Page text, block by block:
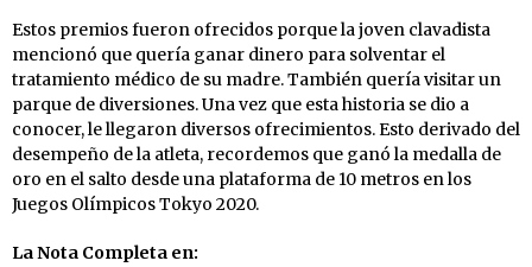
Estos premios fueron ofrecidos porque la joven clavadista
mencionó que quería ganar dinero para solventar el
tratamiento médico de su madre. También quería visitar un
parque de diversiones. Una vez que esta historia se dio a
conocer, le llegaron diversos ofrecimientos. Esto derivado del
desempeño de la atleta, recordemos que ganó la medalla de
oro en el salto desde una plataforma de 10 metros en los
Juegos Olímpicos Tokyo 2020.
La Nota Completa en: